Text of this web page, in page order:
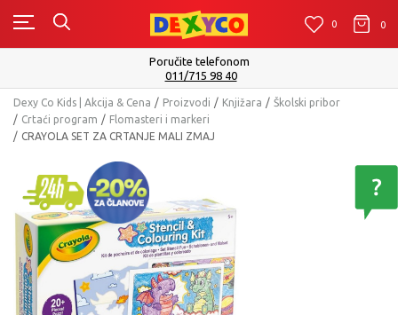
0 0 0
Poručite telefonom
011/715 98 40
Dexy Co Kids | Akcija & Cena Proizvodi Knjižara
Školski pribor
Crtaći program
Flomasteri i markeri
CRAYOLA SET ZA CRTANJE MALI ZMAJ